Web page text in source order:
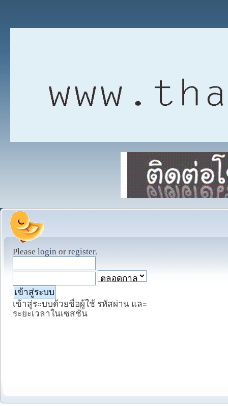
Please login or register.
เข้าสู่ระบบด้วยชื่อผู้ใช้ รหัสผ่าน และ
ระยะเวลาในเซสชั่น